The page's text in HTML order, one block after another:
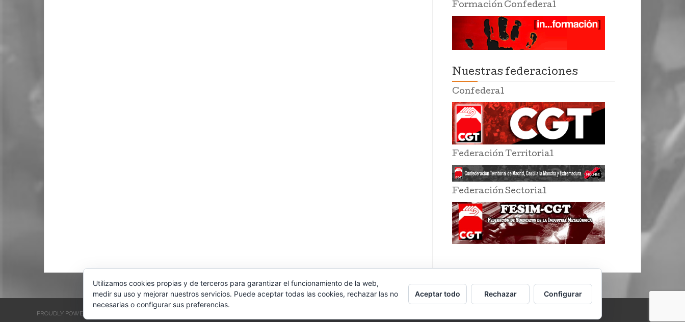
Formación Confederal
Nuestras federaciones
Confederal
Federación Territorial
Federación Sectorial
PROUDLY POWERED BY WORDPRESS
Utilizamos cookies propias y de terceros para garantizar el funcionamiento de la web,
medir su uso y mejorar nuestros servicios. Puede aceptar todas las cookies, rechazar las no
necesarias o configurar sus preferencias.
Aceptar todo Rechazar Configurar